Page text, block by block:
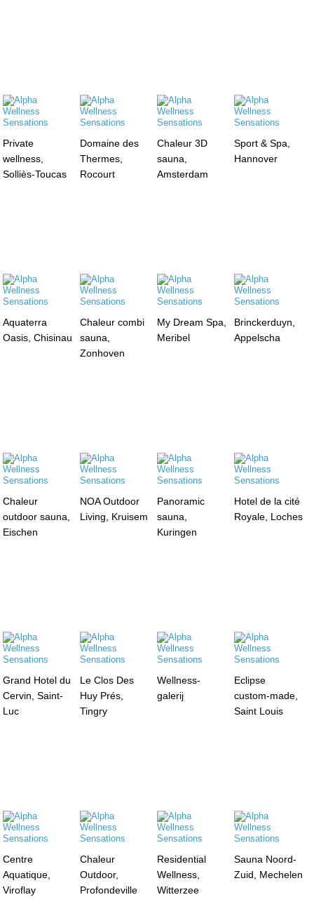
Private
wellness,
Solliès-Toucas
Domaine des
Thermes,
Rocourt
Chaleur 3D
sauna,
Amsterdam
Sport & Spa,
Hannover
Aquaterra
Oasis, Chisinau
Chaleur combi
sauna,
Zonhoven
My Dream Spa,
Meribel
Brinckerduyn,
Appelscha
Chaleur
outdoor sauna,
Eischen
NOA Outdoor
Living, Kruisem
Panoramic
sauna,
Kuringen
Hotel de la cité
Royale, Loches
Grand Hotel du
Cervin, Saint-
Luc
Le Clos Des
Huy Prés,
Tingry
Wellness-
galerij
Eclipse
custom-made,
Saint Louis
Centre
Aquatique,
Viroflay
Chaleur
Outdoor,
Profondeville
Residential
Wellness,
Witterzee
Sauna Noord-
Zuid, Mechelen